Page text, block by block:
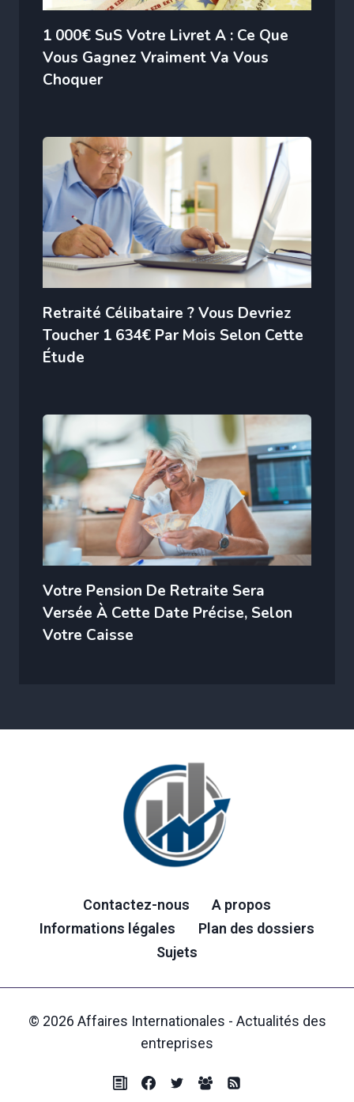
1 000€ SuS Votre Livret A : Ce Que
Vous Gagnez Vraiment Va Vous
Choquer
Retraité Célibataire ? Vous Devriez
Toucher 1 634€ Par Mois Selon Cette
Étude
Votre Pension De Retraite Sera
Versée À Cette Date Précise, Selon
Votre Caisse
Contactez-nous
A propos
Informations légales
Plan des dossiers
Sujets
© 2026 Affaires Internationales - Actualités des
entreprises